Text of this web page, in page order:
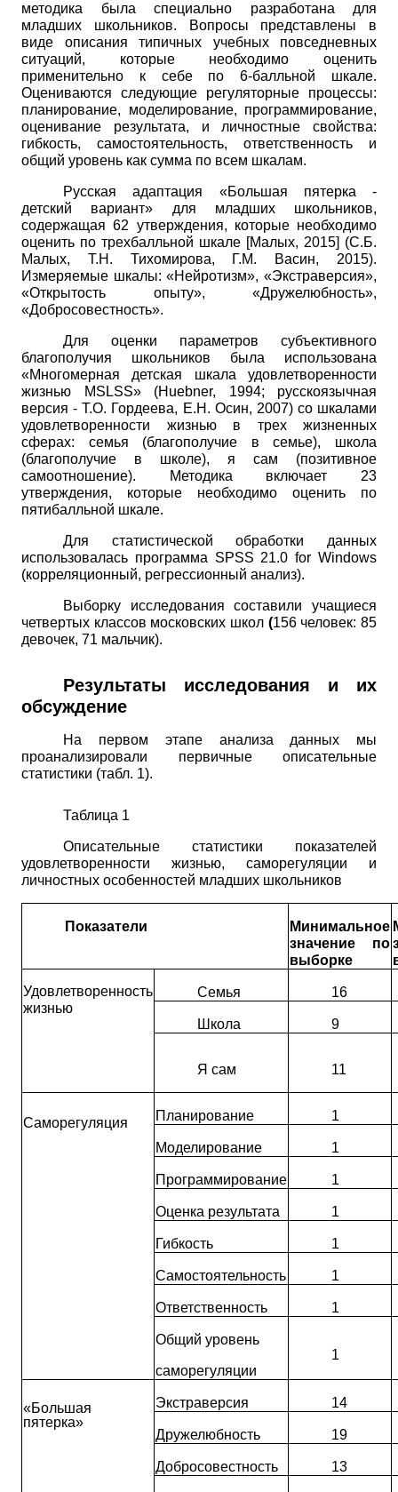
методика была специально разработана для
младших школьников. Вопросы представлены в
виде описания типичных учебных повседневных
ситуаций, которые необходимо оценить
применительно к себе по 6-балльной шкале.
Оцениваются следующие регуляторные процессы:
планирование, моделирование, программирование,
оценивание результата, и личностные свойства:
гибкость, самостоятельность, ответственность и
общий уровень как сумма по всем шкалам.
Русская адаптация «Большая пятерка -
детский вариант» для младших школьников,
содержащая 62 утверждения, которые необходимо
оценить по трехбалльной шкале
Малых, 2015
(С.Б.
Малых, Т.Н. Тихомирова, Г.М. Васин, 2015).
Измеряемые шкалы: «Нейротизм», «Экстраверсия»,
«Открытость опыту», «Дружелюбность»,
«Добросовестность».
Для оценки параметров субъективного
благополучия школьников была использована
«Многомерная детская шкала удовлетворенности
жизнью
MSLSS» (Huebner, 1994; русскоязычная
версия - Т.О. Гордеева, Е.Н. Осин, 2007) со шкалами
удовлетворенности жизнью в трех жизненных
сферах: семья (благополучие в семье), школа
(благополучие в школе), я сам (позитивное
самоотношение). Методика включает 23
утверждения, которые необходимо оценить по
пятибалльной шкале.
Для статистической обработки данных
использовалась программа SPSS21.0for Windows
(корреляционный, регрессионный анализ).
Выборку исследования составили учащиеся
четвертых классов московских школ (156 человек: 85
девочек, 71 мальчик).
Результаты исследования и их
обсуждение
На первом этапе анализа данных мы
проанализировали первичные описательные
статистики (табл. 1).
Таблица 1
Описательные статистики показателей
удовлетворенности жизнью, саморегуляции и
личностных особенностей младших школьников
Показатели
Минимальное
значение по
выборке
Удовлетворенность
жизнью
Семья 16
Школа 9
Я сам 11
Саморегуляция Планирование 1
Моделирование 1
Программирование 1
Оценка результата 1
Гибкость 1
Самостоятельность 1
Ответственность 1
Общий уровень
саморегуляции
1
«Большая
пятерка»
Экстраверсия 14
Дружелюбность 19
Добросовестность 13